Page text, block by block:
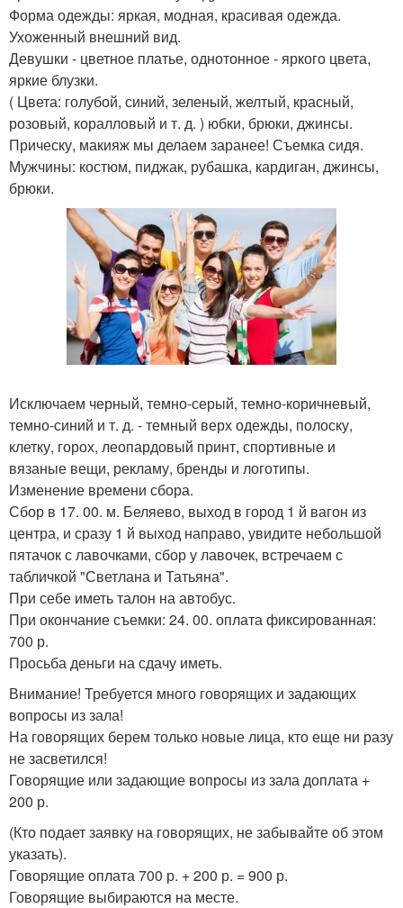
Форма одежды: яркая, модная, красивая одежда.
Ухоженный внешний вид.
Девушки - цветное платье, однотонное - яркого цвета,
яркие блузки.
( Цвета: голубой, синий, зеленый, желтый, красный,
розовый, коралловый и т. д. ) юбки, брюки, джинсы.
Прическу, макияж мы делаем заранее! Съемка сидя.
Мужчины: костюм, пиджак, рубашка, кардиган, джинсы,
брюки.
Исключаем черный, темно-серый, темно-коричневый,
темно-синий и т. д. - темный верх одежды, полоску,
клетку, горох, леопардовый принт, спортивные и
вязаные вещи, рекламу, бренды и логотипы.
Изменение времени сбора.
Сбор в 17. 00. м. Беляево, выход в город 1 й вагон из
центра, и сразу 1 й выход направо, увидите небольшой
пятачок с лавочками, сбор у лавочек, встречаем с
табличкой "Светлана и Татьяна".
При себе иметь талон на автобус.
При окончание съемки: 24. 00. оплата фиксированная:
700 р.
Просьба деньги на сдачу иметь.
Внимание! Требуется много говорящих и задающих
вопросы из зала!
На говорящих берем только новые лица, кто еще ни разу
не засветился!
Говорящие или задающие вопросы из зала доплата +
200 р.
(Кто подает заявку на говорящих, не забывайте об этом
указать).
Говорящие оплата 700 р. + 200 р. = 900 р.
Говорящие выбираются на месте.